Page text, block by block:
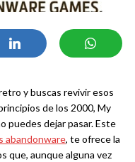
y buscas revivir esos
de los 2000, My
puedes dejar pasar. Este
abandonware, te ofrece la
que, aunque alguna vez